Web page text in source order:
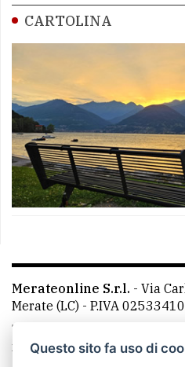
CARTOLINA
Merateonline S.r.l. - Via
Merate (LC) - P.IVA
Telefono:
mail:Questo sito fa uso di